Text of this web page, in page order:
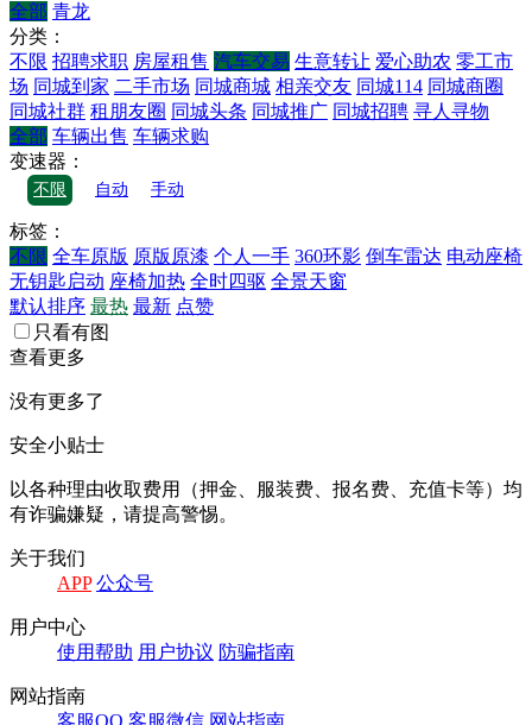
全部 青龙
分类：
不限 招聘求职 房屋租售 汽车交易 生意转让 爱心助农 零工市
场 同城到家 二手市场 同城商城 相亲交友 同城114 同城商圈
同城社群 租朋友圈 同城头条 同城推广 同城招聘 寻人寻物
全部 车辆出售 车辆求购
变速器：
不限 自动 手动
标签：
不限 全车原版 原版原漆 个人一手 360环影 倒车雷达 电动座椅
无钥匙启动 座椅加热 全时四驱 全景天窗
默认排序 最热 最新 点赞
只看有图
查看更多
没有更多了
安全小贴士
以各种理由收取费⽤（押⾦、服装费、报名费、充值卡等）均
有诈骗嫌疑，请提⾼警惕。
关于我们
APP 公众号
⽤户中⼼
使⽤帮助 ⽤户协议 防骗指南
⽹站指南
客服QQ 客服微信 ⽹站指南